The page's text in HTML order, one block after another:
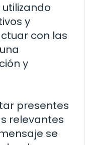
y
con las
y
presentes
relevantes
se